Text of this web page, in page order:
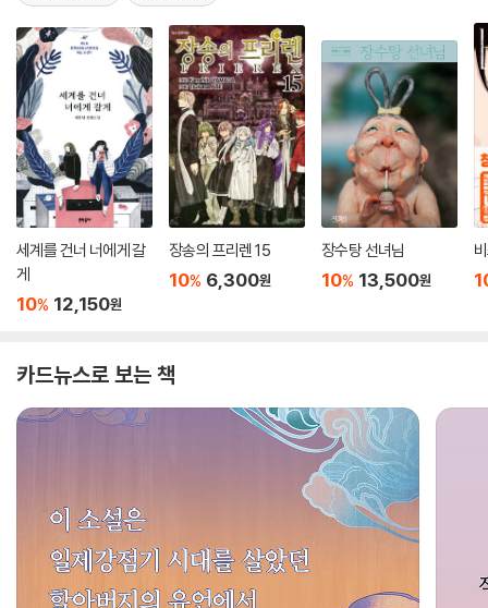
세계를 건너 너에게 갈
게
10% 12,150원
장송의 프리렌 15
10% 6,300원
장수탕 선녀님
10% 13,500원
카드뉴스로 보는 책